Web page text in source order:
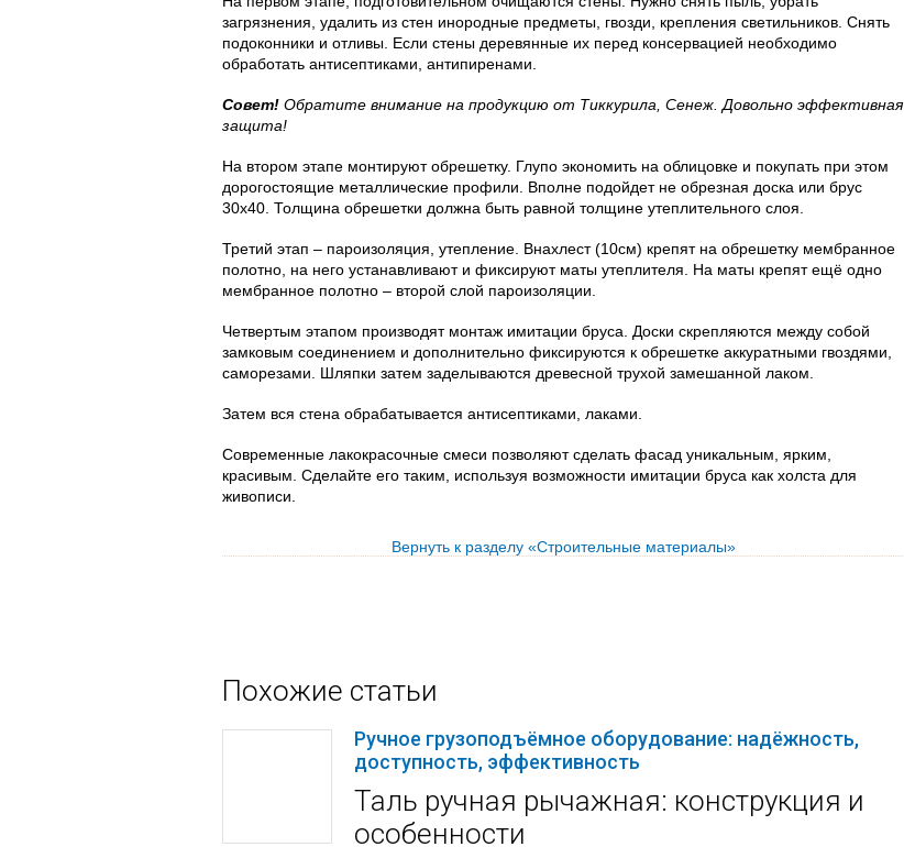
загрязнения, удалить из стен инородные предметы, гвозди, крепления светильников. Снять
подоконники и отливы. Если стены деревянные их перед консервацией необходимо
обработать антисептиками, антипиренами.
Совет! Обратите внимание на продукцию от Тиккурила, Сенеж. Довольно эффективная
защита!
На втором этапе монтируют обрешетку. Глупо экономить на облицовке и покупать при этом
дорогостоящие металлические профили. Вполне подойдет не обрезная доска или брус
30х40. Толщина обрешетки должна быть равной толщине утеплительного слоя.
Третий этап – пароизоляция, утепление. Внахлест (10см) крепят на обрешетку мембранное
полотно, на него устанавливают и фиксируют маты утеплителя. На маты крепят ещё одно
мембранное полотно – второй слой пароизоляции.
Четвертым этапом производят монтаж имитации бруса. Доски скрепляются между собой
замковым соединением и дополнительно фиксируются к обрешетке аккуратными гвоздями,
саморезами. Шляпки затем заделываются древесной трухой замешанной лаком.
Затем вся стена обрабатывается антисептиками, лаками.
Современные лакокрасочные смеси позволяют сделать фасад уникальным, ярким,
красивым. Сделайте его таким, используя возможности имитации бруса как холста для
живописи.
Вернуть к разделу «Строительные материалы»
Похожие статьи
Ручное грузоподъёмное оборудование: надёжность,
доступность, эффективность
Таль ручная рычажная: конструкция и
особенности